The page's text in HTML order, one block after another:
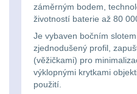
pro
21700
baterie
Svítilny
Doplňky
batohům
Svietidlá s magnetom2
Svietidlá CRI≥901
Laserové značkovače9
záměrným bodem,
životností baterie až 80
Je vybaven bočním
zjednodušený profil,
(věžičkami) pro
výklopnými krytkami
použití.